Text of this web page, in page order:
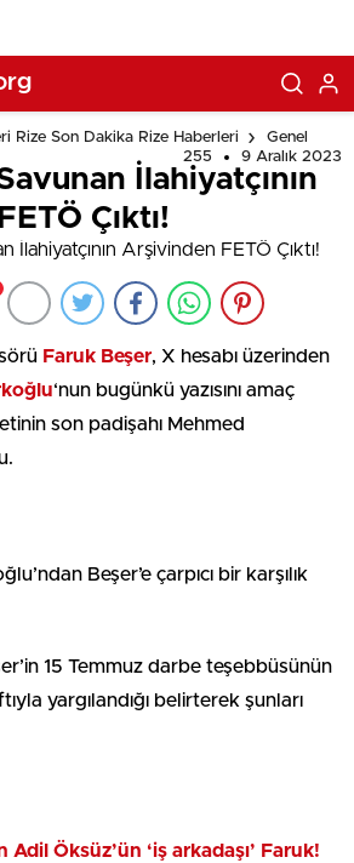
Rize Son Dakika Rize Haberleri
Genel
255
9 Aralık 2023
İlahiyatçının
Çıktı!
Faruk Beşer, X hesabı üzerinden
‘nun bugünkü yazısını amaç
son padişahı Mehmed
Beşer’e çarpıcı bir karşılık
15 Temmuz darbe teşebbüsünün
yargılandığı belirterek şunları
Adil Öksüz’ün ‘iş arkadaşı’ Faruk!